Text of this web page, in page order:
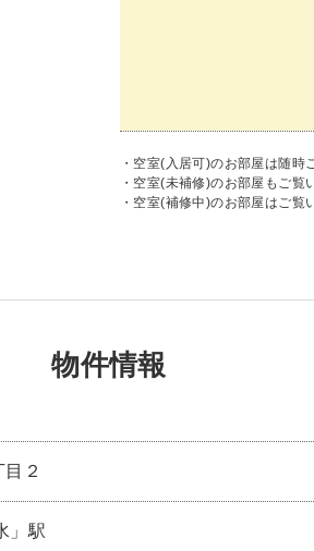
・空室(入居可)のお部屋は随時
・空室(未補修)のお部屋もご覧
・空室(補修中)のお部屋はご覧
物件情報
２
」駅